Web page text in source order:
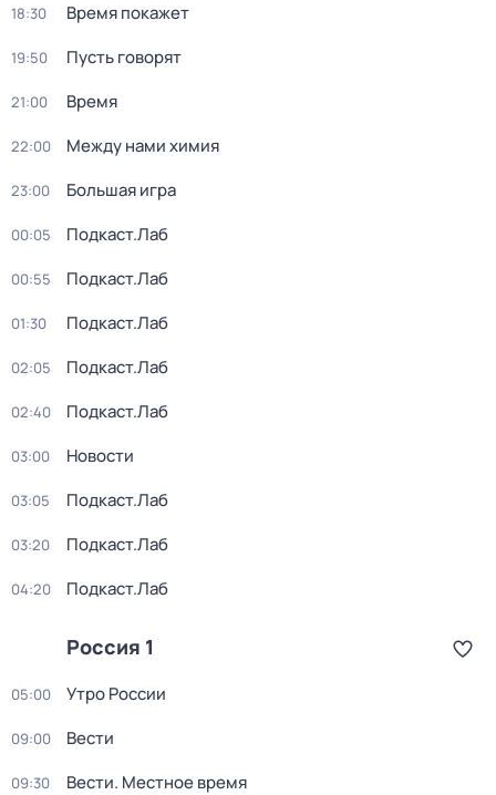
18:30 Время покажет
19:50 Пусть говорят
21:00 Время
22:00 Между нами химия
23:00 Большая игра
00:05 Подкаст.Лаб
00:55 Подкаст.Лаб
01:30 Подкаст.Лаб
02:05 Подкаст.Лаб
02:40 Подкаст.Лаб
03:00 Новости
03:05 Подкаст.Лаб
03:20 Подкаст.Лаб
04:20 Подкаст.Лаб
Россия 1
05:00 Утро России
09:00 Вести
09:30 Вести. Местное время